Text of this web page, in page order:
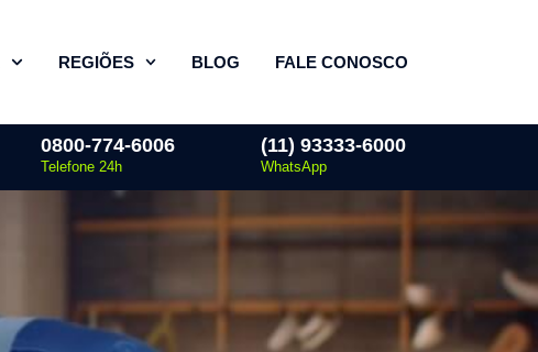
REGIÕES BLOG FALE CONOSCO
0800-774-6006
Telefone 24h
(11) 93333-6000
WhatsApp